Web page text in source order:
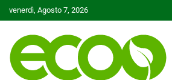
to
venerdì, Agosto 7, 2026